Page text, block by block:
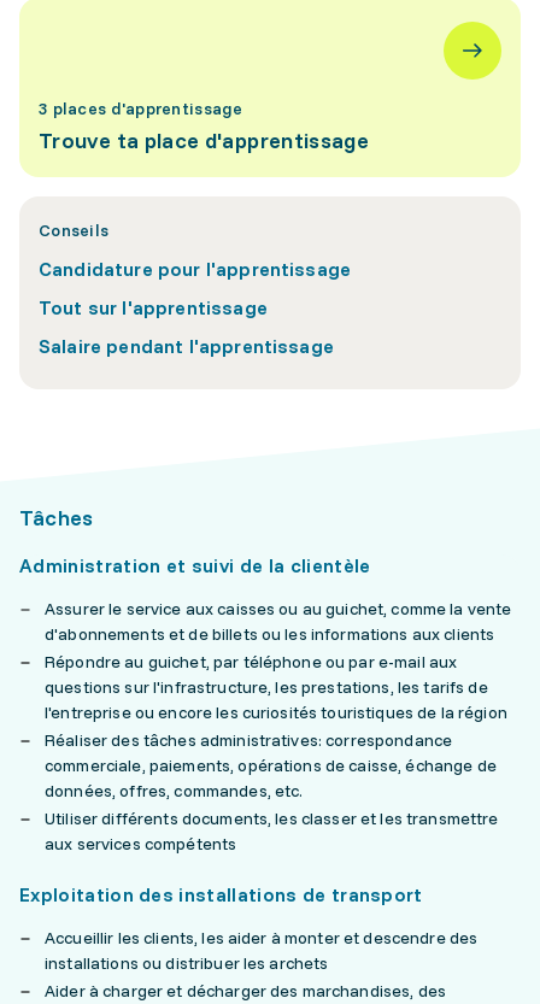
3 places d'apprentissage
Trouve ta place d'apprentissage
Conseils
Candidature pour l'apprentissage
Tout sur l'apprentissage
Salaire pendant l'apprentissage
Tâches
Administration et suivi de la clientèle
Assurer le service aux caisses ou au guichet, comme la vente
d'abonnements et de billets ou les informations aux clients
Répondre au guichet, par téléphone ou par e-mail aux
questions sur l'infrastructure, les prestations, les tarifs de
l'entreprise ou encore les curiosités touristiques de la région
Réaliser des tâches administratives: correspondance
commerciale, paiements, opérations de caisse, échange de
données, offres, commandes, etc.
Utiliser différents documents, les classer et les transmettre
aux services compétents
Exploitation des installations de transport
Accueillir les clients, les aider à monter et descendre des
installations ou distribuer les archets
Aider à charger et décharger des marchandises, des